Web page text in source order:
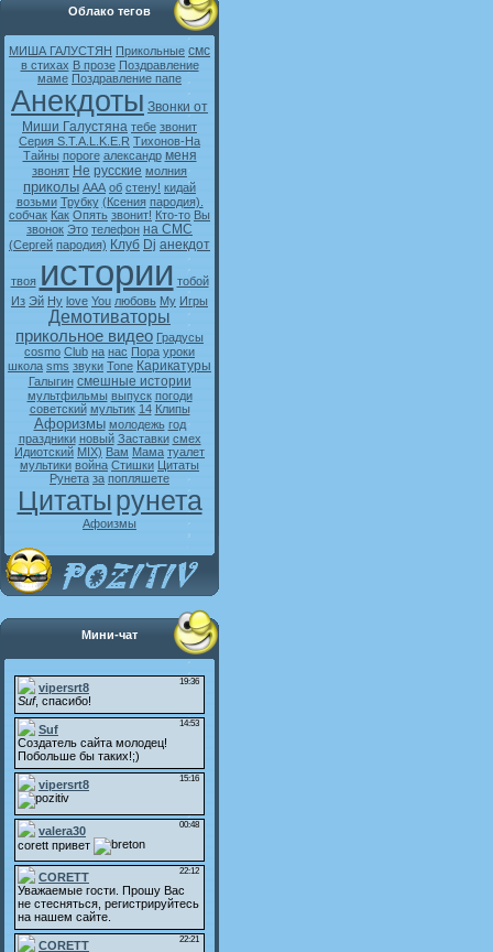
Облако тегов
МИША ГАЛУСТЯН Прикольные смс
в стихах В прозе Поздравление
маме Поздравление папе
Анекдоты Звонки от
Миши Галустяна тебе звонит
Серия S.T.A.L.K.E.R Тихонов-На
Тайны пороге александр меня
звонят Не русские молния
приколы ААА об стену! кидай
возьми Трубку (Ксения пародия).
собчак Как Опять звонит! Кто-то Вы
звонок Это телефон на СМС
(Сергей пародия) Клуб Dj анекдот
твоя истории тобой
Из Эй Ну love You любовь My Игры
Демотиваторы
прикольное видео Градусы
cosmo Club на нас Пора уроки
школа sms звуки Tone Карикатуры
Галыгин смешные истории
мультфильмы выпуск погоди
советский мультик 14 Клипы
Афоризмы молодежь год
праздники новый Заставки смех
Идиотский MIX) Вам Мама туалет
мультики война Стишки Цитаты
Рунета за попляшете
Цитатырунета
Афоизмы
Мини-чат